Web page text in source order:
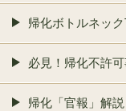
帰化ボトルネッ
必見！帰化不許
帰化「官報」解説